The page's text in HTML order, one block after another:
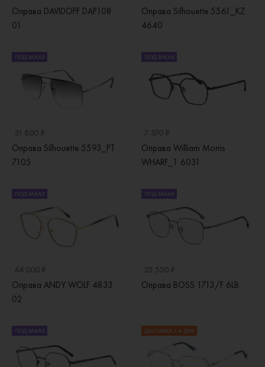
Оправа DAVIDOFF DAP108
01
Оправа Silhouette 5561_KZ
4640
ПОД ЗАКАЗ
Оправа Silhouette 5593_PT
7105
ПОД ЗАКАЗ
Оправа William Morris
WHARF_1 6031
ПОД ЗАКАЗ
Оправа ANDY WOLF 4833
02
ПОД ЗАКАЗ
Оправа BOSS 1713/F 6LB
ПОД ЗАКАЗ ДОСТАВКА 1-4 ДНЯ